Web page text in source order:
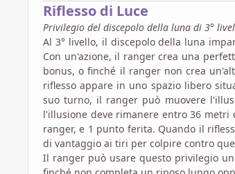
Riflesso di Luce
Privilegio del discepolo della luna di 3°
Al 3° livello, il discepolo della luna
Con un'azione, il ranger crea una
bonus, o finché il ranger non crea
riflesso appare in uno spazio libero
suo turno, il ranger può muovere
l'illusione deve rimanere entro 36 metri
ranger, e 1 punto ferita. Quando il
di vantaggio ai tiri per colpire contro
Il ranger può usare questo privilegio